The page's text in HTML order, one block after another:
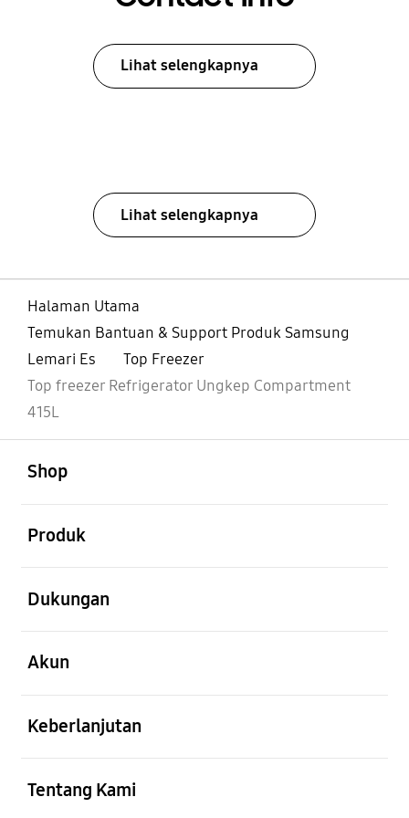
Lihat selengkapnya
Lihat selengkapnya
Halaman Utama
Temukan Bantuan & Support Produk Samsung
Lemari Es
Top Freezer
Top freezer Refrigerator Ungkep Compartment
415L
Shop
Produk
Dukungan
Akun
Keberlanjutan
Tentang Kami